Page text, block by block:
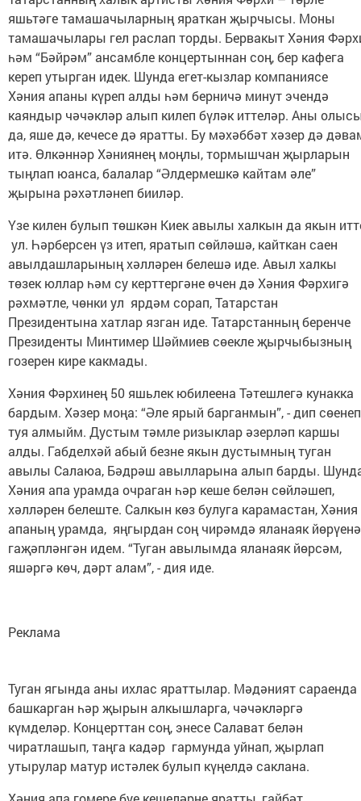
яшьтәге тамашачыларның яраткан җырчысы. Моны
тамашачылары гел раслап торды. Бервакыт Хәния
һәм “Бәйрәм” ансамбле концертыннан соң, бер кафега
кереп утырган идек. Шунда егет-кызлар компаниясе
Хәния апаны күреп алды һәм берничә минут эчендә
каяндыр чәчәкләр алып килеп бүләк иттеләр. Аны
да, яше дә, кечесе дә яратты. Бу мәхәббәт хәзер дә
итә. Өлкәннәр Хәниянең моңлы, тормышчан җырларын
тыңлап юанса, балалар “Әлдермешкә кайтам әле”
җырына рәхәтләнеп бииләр.
Үзе килен булып төшкән Киек авылы халкын да якын
ул. Һәрберсен үз итеп, яратып сөйләшә, кайткан саен
авылдашларының хәлләрен белешә иде. Авыл халкы
төзек юллар һәм су керттергәне өчен дә Хәния Фәрхигә
рәхмәтле, чөнки ул ярдәм сорап, Татарстан
Президентына хатлар язган иде. Татарстанның беренче
Президенты Минтимер Шәймиев сөекле җырчыбызның
гозерен кире какмады.
Хәния Фәрхинең 50 яшьлек юбилеена Тәтешлегә кунакка
бардым. Хәзер моңа: “Әле ярый барганмын”, - дип сөенеп
туя алмыйм. Дустым тәмле ризыклар әзерләп каршы
алды. Габделхәй абый безне якын дустымның туган
авылы Салаюа, Бәдрәш авылларына алып барды.
Хәния апа урамда очраган һәр кеше белән сөйләшеп,
хәлләрен белеште. Салкын көз булуга карамастан, Хәния
апаның урамда, яңгырдан соң чирәмдә яланаяк йөрүенә
гаҗәпләнгән идем. “Туган авылымда яланаяк йөрсәм,
яшәргә көч, дәрт алам”, - дия иде.
Реклама
Туган ягында аны ихлас яраттылар. Мәдәният сараенда
башкарган һәр җырын алкышларга, чәчәкләргә
күмделәр. Концерттан соң, энесе Салават белән
чиратлашып, таңга кадәр гармунда уйнап, җырлап
утырулар матур истәлек булып күңелдә саклана.